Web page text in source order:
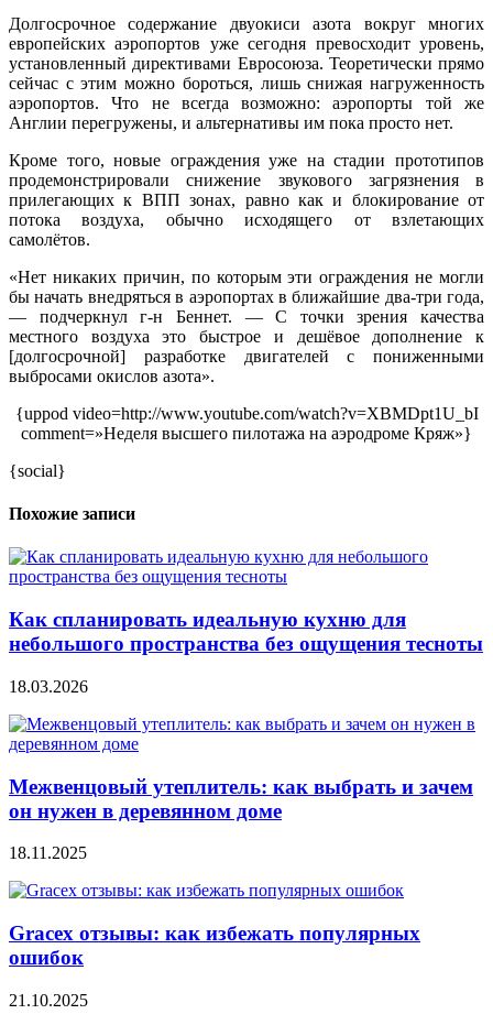
Долгосрочное содержание двуокиси азота вокруг многих
европейских аэропортов уже сегодня превосходит уровень,
установленный директивами Евросоюза. Теоретически прямо
сейчас с этим можно бороться, лишь снижая нагруженность
аэропортов. Что не всегда возможно: аэропорты той же
Англии перегружены, и альтернативы им пока просто нет.
Кроме того, новые ограждения уже на стадии прототипов
продемонстрировали снижение звукового загрязнения в
прилегающих к ВПП зонах, равно как и блокирование от
потока воздуха, обычно исходящего от взлетающих
самолётов.
«Нет никаких причин, по которым эти ограждения не могли
бы начать внедряться в аэропортах в ближайшие два-три года,
— подчеркнул г-н Беннет. — С точки зрения качества
местного воздуха это быстрое и дешёвое дополнение к
[долгосрочной] разработке двигателей с пониженными
выбросами окислов азота».
{uppod video=http://www.youtube.com/watch?v=XBMDpt1U_bI
comment=»Неделя высшего пилотажа на аэродроме Кряж»}
{social}
Похожие записи
Как спланировать идеальную кухню для
небольшого пространства без ощущения тесноты
18.03.2026
Межвенцовый утеплитель: как выбрать и зачем
он нужен в деревянном доме
18.11.2025
Gracex отзывы: как избежать популярных
ошибок
21.10.2025